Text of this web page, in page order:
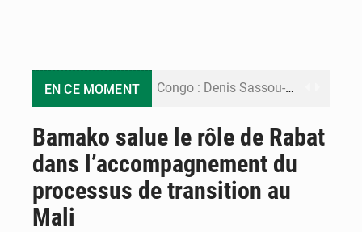
EN CE MOMENT Congo : Denis Sassou-N’Guesso de retour à Brazzaville après un séjour à Oyo
5ème édition Gala des Bacheliers : AGL Congo sacrée meilleure entreprise partenaire
Congo : l’hôpital général Edith-Lucie-Bongo-Ondimba reçoit des équipements de santé numérique
Bamako salue le rôle de Rabat
dans l’accompagnement du
processus de transition au
Mali